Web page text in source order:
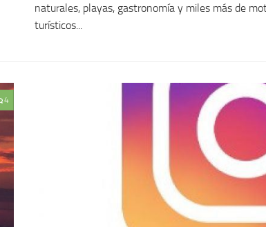
naturales, playas, gastronomía y miles más de
turísticos...
4